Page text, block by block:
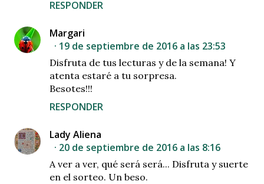
RESPONDER
Margari
19 de septiembre de 2016 a las 23:53
Disfruta de tus lecturas y de la semana! Y
atenta estaré a tu sorpresa.
Besotes!!!
RESPONDER
Lady Aliena
20 de septiembre de 2016 a las 8:16
A ver a ver, qué será será... Disfruta y suerte
en el sorteo. Un beso.